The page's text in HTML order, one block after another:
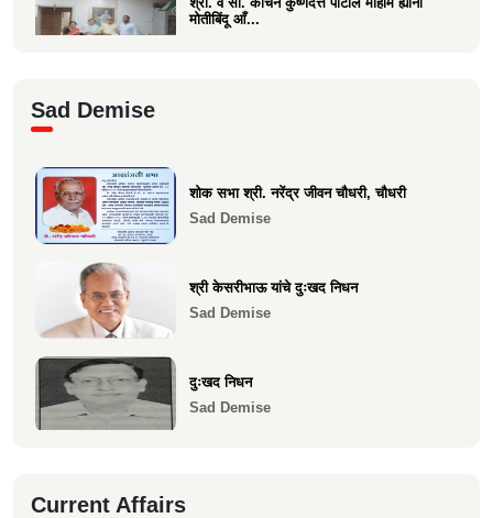
मोतीबिंदू आँ...
माकुणसारच्या एस के पाटील विद्यामंदिरच्या सन
1983 च्या 10 वी...
Sad Demise
शोक सभा श्री. नरेंद्र जीवन चौधरी, चौधरी
Sad Demise
श्री केसरीभाऊ यांचे दुःखद निधन
Sad Demise
दुःखद निधन
Sad Demise
Current Affairs